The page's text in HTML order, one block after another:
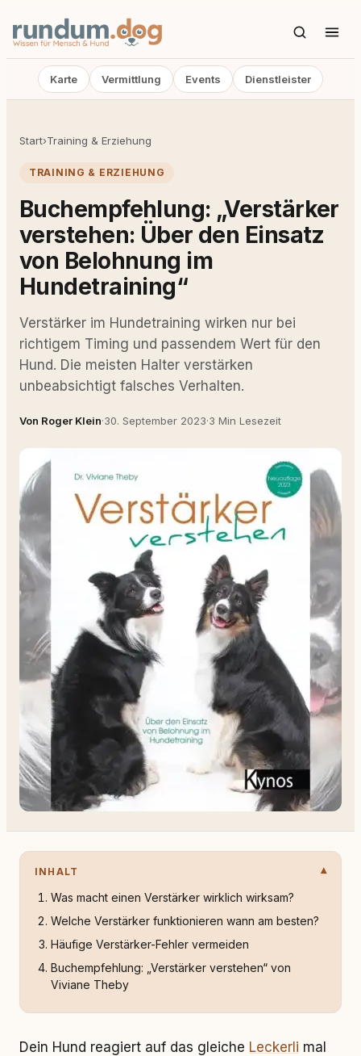
Karte Vermittlung Events Dienstleister
Start›Training & Erziehung
TRAINING & ERZIEHUNG
Buchempfehlung: „Verstärker
verstehen: Über den Einsatz
von Belohnung im
Hundetraining“
Verstärker im Hundetraining wirken nur bei
richtigem Timing und passendem Wert für den
Hund. Die meisten Halter verstärken
unbeabsichtigt falsches Verhalten.
Von Roger Klein·30. September 2023·3 Min Lesezeit
INHALT
Was macht einen Verstärker wirklich wirksam?
Welche Verstärker funktionieren wann am besten?
Häufige Verstärker-Fehler vermeiden
Buchempfehlung: „Verstärker verstehen“ von
Viviane Theby
Dein Hund reagiert auf das gleiche Leckerli mal